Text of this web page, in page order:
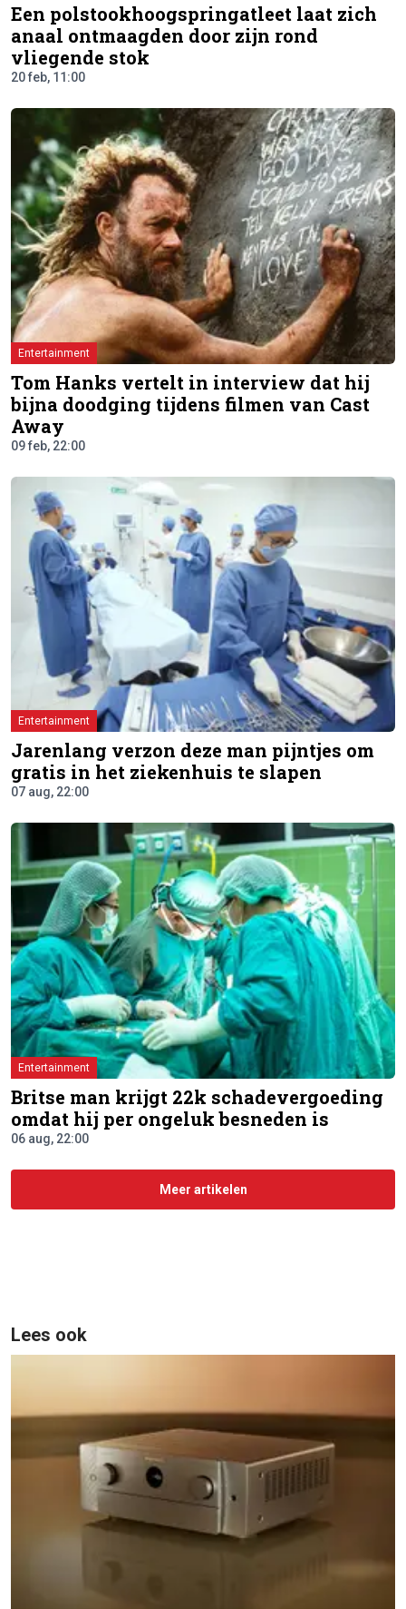
Een polstookhoogspringatleet laat zich
anaal ontmaagden door zijn rond
vliegende stok
20 feb, 11:00
Entertainment
Tom Hanks vertelt in interview dat hij
bijna doodging tijdens filmen van Cast
Away
09 feb, 22:00
Entertainment
Jarenlang verzon deze man pijntjes om
gratis in het ziekenhuis te slapen
07 aug, 22:00
Entertainment
Britse man krijgt 22k schadevergoeding
omdat hij per ongeluk besneden is
06 aug, 22:00
Meer artikelen
Lees ook